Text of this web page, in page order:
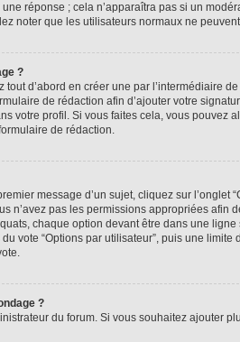
une réponse ; cela n’apparaîtra pas si un
noter que les utilisateurs normaux ne
?
d’abord en créer une par l’intermédiaire
de rédaction afin d’ajouter votre
votre profil. Si vous faites cela, vous pouvez
de rédaction.
message d’un sujet, cliquez sur l’onglet
n’avez pas les permissions appropriées
chaque option devant être dans une
vote “Options par utilisateur”, puis une
?
du forum. Si vous souhaitez ajouter